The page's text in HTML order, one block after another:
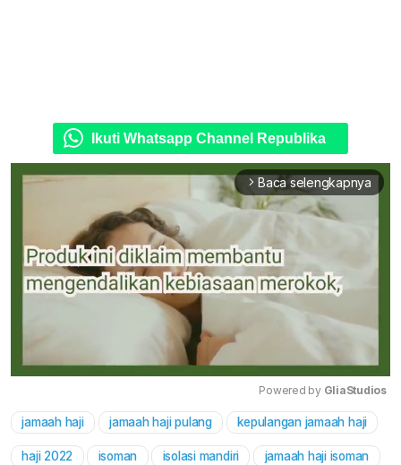
Ikuti Whatsapp Channel Republika
arrow_forward_ios Baca selengkapnya
Mute
Powered by GliaStudios
jamaah haji jamaah haji pulang kepulangan jamaah haji
haji 2022 isoman isolasi mandiri jamaah haji isoman